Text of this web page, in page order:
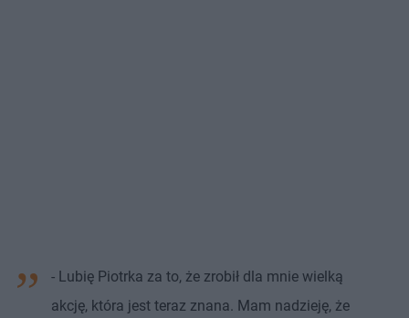
- Lubię Piotrka za to, że zrobił dla mnie wielką
akcję, która jest teraz znana. Mam nadzieję, że